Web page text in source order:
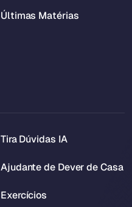
Últimas Matérias
Tira Dúvidas IA
Ajudante de Dever de Casa
Exercícios